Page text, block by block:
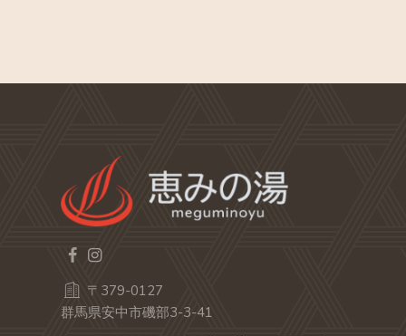
〒379-0127
群馬県安中市磯部3-3-41